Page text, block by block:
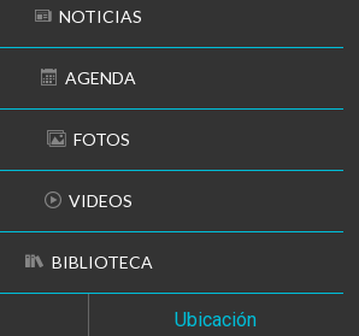
NOTICIAS
AGENDA
FOTOS
VIDEOS
BIBLIOTECA
Ubicación